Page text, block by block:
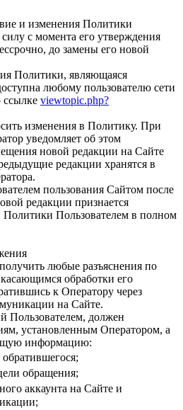
и изменения Политики
с момента его утверждения
до замены его новой
Политики, являющаяся
любому пользователю сети
ссылке viewtopic.php?
изменения в Политику. При
уведомляет об этом
новой редакции на Сайте
редакции хранятся в
пользования Сайтом после
редакции признается
Пользователем в полном
любые разъяснения по
обработки его
к Оператору через
на Сайте.
Пользователем, должен
установленным Оператором, а
информацию:
обращения;
аккаунта на Сайте и